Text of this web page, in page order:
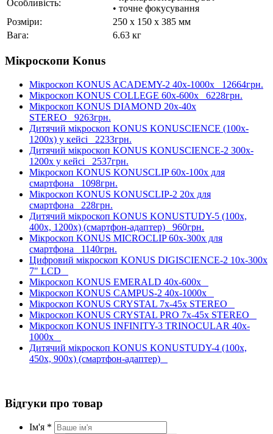
Особливість:
• точне фокусування
Розміри:
250 x 150 x 385 мм
Вага:
6.63 кг
Мікроскопи Konus
Мікроскоп KONUS ACADEMY-2 40x-1000x 12664грн.
Мікроскоп KONUS COLLEGE 60x-600x 6228грн.
Мікроскоп KONUS DIAMOND 20x-40x
STEREO 9263грн.
Дитячий мікроскоп KONUS KONUSCIENCE (100x-
1200x) у кейсі 2233грн.
Дитячий мікроскоп KONUS KONUSCIENCE-2 300x-
1200x у кейсі 2537грн.
Мікроскоп KONUS KONUSCLIP 60x-100x для
смартфона 1098грн.
Мікроскоп KONUS KONUSCLIP-2 20x для
смартфона 228грн.
Дитячий мікроскоп KONUS KONUSTUDY-5 (100x,
400x, 1200x) (смартфон-адаптер) 960грн.
Мікроскоп KONUS MICROCLIP 60x-300x для
смартфона 1140грн.
Цифровий мікроскоп KONUS DIGISCIENCE-2 10x-300x
7" LCD
Мікроскоп KONUS EMERALD 40x-600x
Мікроскоп KONUS CAMPUS-2 40x-1000x
Мікроскоп KONUS CRYSTAL 7x-45x STEREO
Мікроскоп KONUS CRYSTAL PRO 7x-45x STEREO
Мікроскоп KONUS INFINITY-3 TRINOCULAR 40x-
1000x
Дитячий мікроскоп KONUS KONUSTUDY-4 (100x,
450x, 900x) (смартфон-адаптер)
Відгуки про товар
Ім'я *